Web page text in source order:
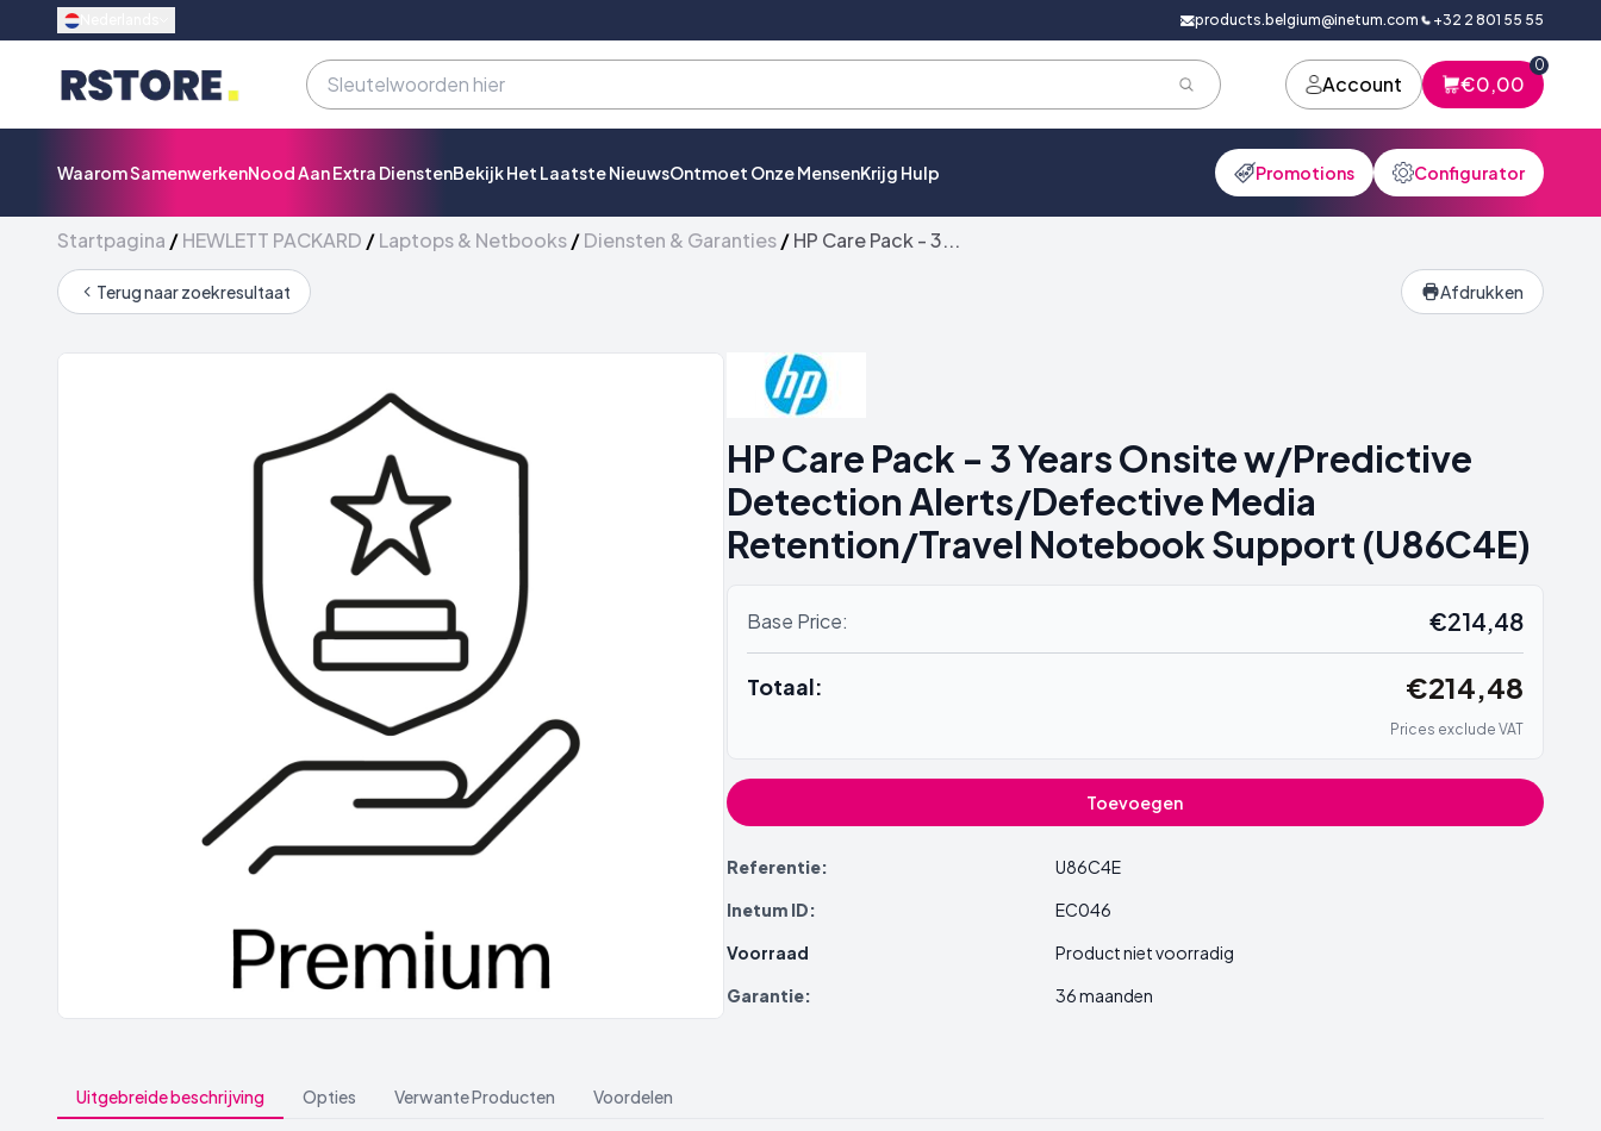
products.belgium@inetum.com +32 2 801 55 55
Account €0,00
0
Waarom SamenwerkenNood Aan Extra DienstenBekijk Het Laatste NieuwsOntmoet Onze MensenKrijg Hulp Promotions Configurator
Startpagina /HEWLETT PACKARD /Laptops & Netbooks/Diensten & Garanties/HP Care Pack - 3...
Terug naar zoekresultaat Afdrukken
HP Care Pack - 3 Years Onsite w/Predictive
Detection Alerts/Defective Media
Retention/Travel Notebook Support (U86C4E)
Base Price: €214,48
Totaal: €214,48
Prices exclude VAT
Toevoegen
Referentie:
U86C4E
Inetum ID:
EC046
Voorraad
Product niet voorradig
Garantie:
36 maanden
Uitgebreide beschrijving Opties Verwante Producten Voordelen